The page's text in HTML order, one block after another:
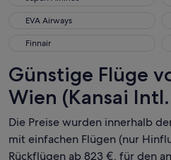
EVA Airways
EVA Airways
Finnair
Finnair
Günstige Flüge
Wien (Kansai
Die Preise wurden innerhalb
mit einfachen Flügen (nur
Rückflügen ab 823 €, für den